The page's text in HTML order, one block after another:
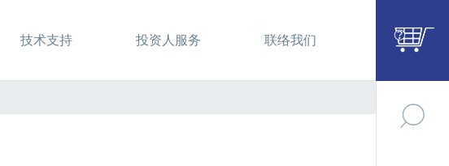
技术支持 投资人服务 联络我们